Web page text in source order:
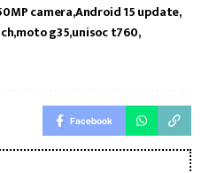
cameraAndroid 15 update
moto g35unisoc t760
Facebook